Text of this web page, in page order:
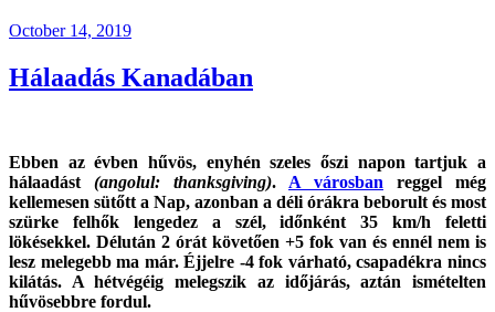
Posted
October 14, 2019
Hálaadás Kanadában
Ebben az évben hűvös, enyhén szeles őszi napon tartjuk a
hálaadást (angolul: thanksgiving). A városban reggel még
kellemesen sütőtt a Nap, azonban a déli órákra beborult és most
szürke felhők lengedez a szél, időnként 35 km/h feletti
lökésekkel. Délután 2 órát követően +5 fok van és ennél nem is
lesz melegebb ma már. Éjjelre -4 fok várható, csapadékra nincs
kilátás. A hétvégéig melegszik az időjárás, aztán ismételten
hűvösebbre fordul.